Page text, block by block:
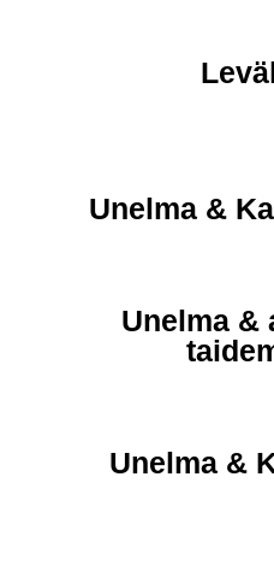
Unelma &
Unelma &
Unelma &